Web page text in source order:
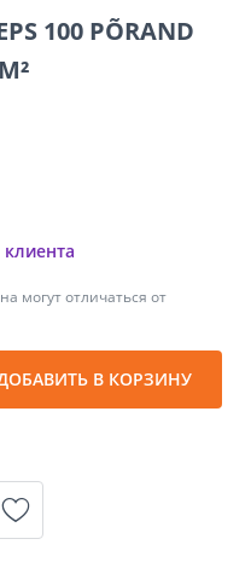
100 PÕRAND
могут отличаться от
В КОРЗИНУ